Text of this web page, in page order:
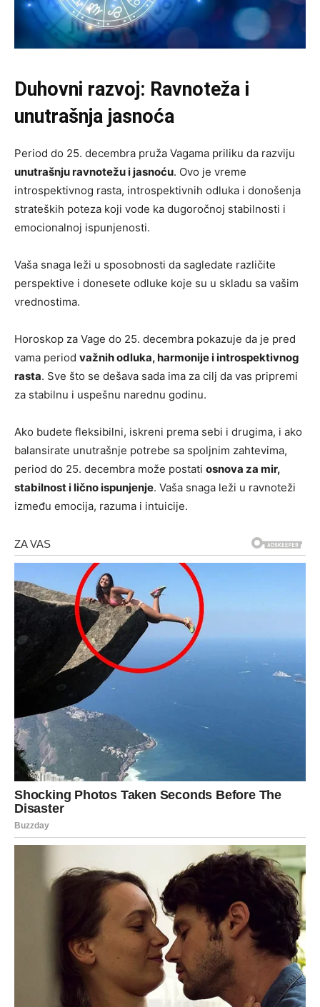
Duhovni razvoj: Ravnoteža i
unutrašnja jasnoća
Period do 25. decembra pruža Vagama priliku da razviju
unutrašnju ravnotežu i jasnoću. Ovo je vreme
introspektivnog rasta, introspektivnih odluka i donošenja
strateških poteza koji vode ka dugoročnoj stabilnosti i
emocionalnoj ispunjenosti.
Vaša snaga leži u sposobnosti da sagledate različite
perspektive i donesete odluke koje su u skladu sa vašim
vrednostima.
Horoskop za Vage do 25. decembra pokazuje da je pred
vama period važnih odluka, harmonije i introspektivnog
rasta. Sve što se dešava sada ima za cilj da vas pripremi
za stabilnu i uspešnu narednu godinu.
Ako budete fleksibilni, iskreni prema sebi i drugima, i ako
balansirate unutrašnje potrebe sa spoljnim zahtevima,
period do 25. decembra može postati osnova za mir,
stabilnost i lično ispunjenje. Vaša snaga leži u ravnoteži
između emocija, razuma i intuicije.